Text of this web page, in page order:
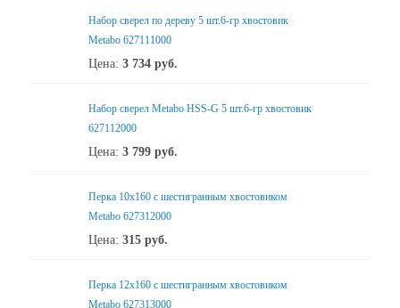
Набор сверел по дереву 5 шт.6-гр хвостовик
Metabo 627111000
Цена: 3 734 руб.
Набор сверел Metabo HSS-G 5 шт.6-гр хвостовик
627112000
Цена: 3 799 руб.
Перка 10x160 с шестигранным хвостовиком
Metabo 627312000
Цена: 315 руб.
Перка 12x160 с шестигранным хвостовиком
Metabo 627313000